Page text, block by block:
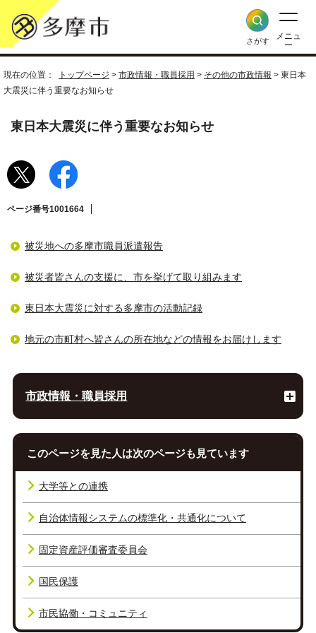
さがす
メニュ
ー
現在の位置： トップページ > 市政情報・職員採用 > その他の市政情報 > 東日本
大震災に伴う重要なお知らせ
東日本大震災に伴う重要なお知らせ
ページ番号1001664
被災地への多摩市職員派遣報告
被災者皆さんの支援に、市を挙げて取り組みます
東日本大震災に対する多摩市の活動記録
地元の市町村へ皆さんの所在地などの情報をお届けします
市政情報・職員採用
このページを見た人は次のページも見ています
大学等との連携
自治体情報システムの標準化・共通化について
固定資産評価審査委員会
国民保護
市民協働・コミュニティ